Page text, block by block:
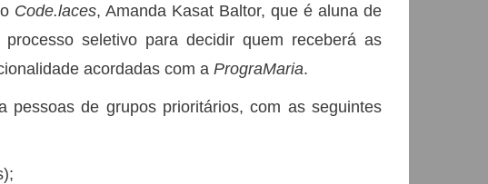
Code.laces, Amanda Kasat Baltor, que é aluna de
seletivo para decidir quem receberá as
acordadas com a PrograMaria.
pessoas de grupos prioritários, com as seguintes